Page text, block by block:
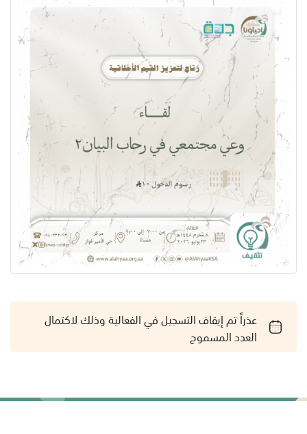
عذراً تم إيقاف التسجيل في الفعالية وذلك لاكتمال
العدد المسموح